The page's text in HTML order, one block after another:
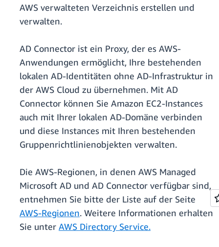
AWS verwalteten Verzeichnis erstellen und
verwalten.
AD Connector ist ein Proxy, der es AWS-
Anwendungen ermöglicht, Ihre bestehenden
lokalen AD-Identitäten ohne AD-Infrastruktur in
der AWS Cloud zu übernehmen. Mit AD
Connector können Sie Amazon EC2-Instances
auch mit Ihrer lokalen AD-Domäne verbinden
und diese Instances mit Ihren bestehenden
Gruppenrichtlinienobjekten verwalten.
Die AWS-Regionen, in denen AWS Managed
Microsoft AD und AD Connector verfügbar sind,
entnehmen Sie bitte der Liste auf der Seite
AWS-Regionen. Weitere Informationen erhalten
Sie unter AWS Directory Service.